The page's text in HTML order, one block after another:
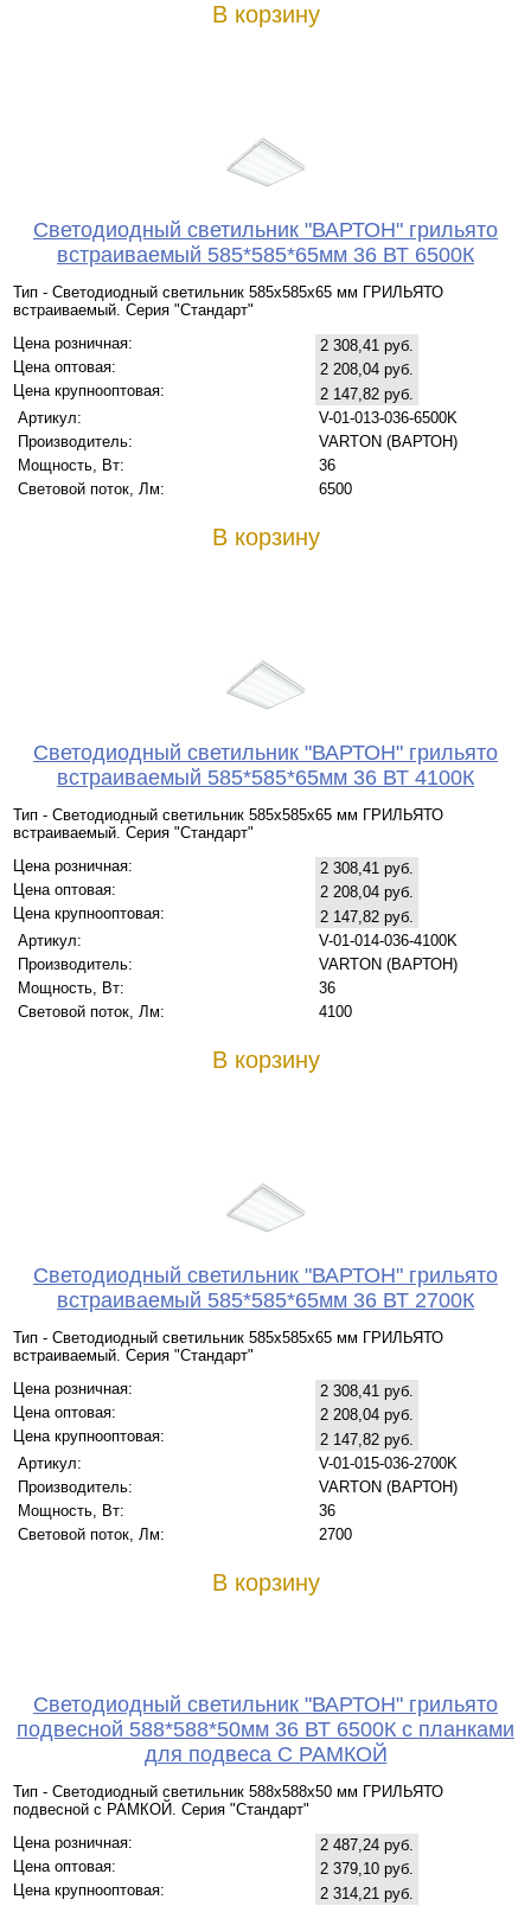
В корзину
Светодиодный светильник "ВАРТОН" грильято
встраиваемый 585*585*65мм 36 ВТ 6500К
Тип - Светодиодный светильник 585х585х65 мм ГРИЛЬЯТО
встраиваемый. Серия "Стандарт"
Цена розничная:
2 308,41 руб.
Цена оптовая:
2 208,04 руб.
Цена крупнооптовая:
2 147,82 руб.
Артикул:
V-01-013-036-6500K
Производитель:
VARTON (ВАРТОН)
Мощность, Вт:
36
Световой поток, Лм:
6500
В корзину
Светодиодный светильник "ВАРТОН" грильято
встраиваемый 585*585*65мм 36 ВТ 4100К
Тип - Светодиодный светильник 585х585х65 мм ГРИЛЬЯТО
встраиваемый. Серия "Стандарт"
Цена розничная:
2 308,41 руб.
Цена оптовая:
2 208,04 руб.
Цена крупнооптовая:
2 147,82 руб.
Артикул:
V-01-014-036-4100K
Производитель:
VARTON (ВАРТОН)
Мощность, Вт:
36
Световой поток, Лм:
4100
В корзину
Светодиодный светильник "ВАРТОН" грильято
встраиваемый 585*585*65мм 36 ВТ 2700К
Тип - Светодиодный светильник 585х585х65 мм ГРИЛЬЯТО
встраиваемый. Серия "Стандарт"
Цена розничная:
2 308,41 руб.
Цена оптовая:
2 208,04 руб.
Цена крупнооптовая:
2 147,82 руб.
Артикул:
V-01-015-036-2700K
Производитель:
VARTON (ВАРТОН)
Мощность, Вт:
36
Световой поток, Лм:
2700
В корзину
Светодиодный светильник "ВАРТОН" грильято
подвесной 588*588*50мм 36 ВТ 6500К с планками
для подвеса С РАМКОЙ
Тип - Светодиодный светильник 588х588х50 мм ГРИЛЬЯТО
подвесной с РАМКОЙ. Серия "Стандарт"
Цена розничная:
2 487,24 руб.
Цена оптовая:
2 379,10 руб.
Цена крупнооптовая:
2 314,21 руб.